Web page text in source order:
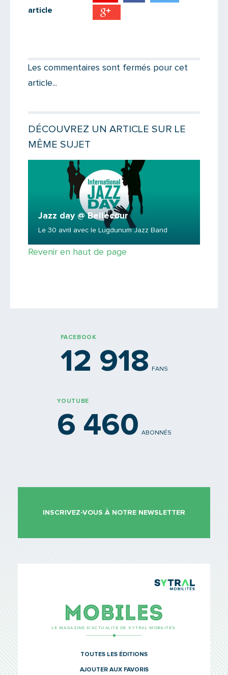
article
Message
Les commentaires sont fermés pour cet
article...
DÉCOUVREZ UN ARTICLE SUR LE
MÊME SUJET
Jazz day @ Bellecour
Le 30 avril avec le Lugdunum Jazz Band
Revenir en haut de page
FACEBOOK
12 918 FANS
YOUTUBE
6 460 ABONNÉS
INSCRIVEZ-VOUS À NOTRE NEWSLETTER
LE MAGAZINE D’ACTUALITÉ DE SYTRAL MOBILITÉS
TOUTES LES ÉDITIONS
AJOUTER AUX FAVORIS